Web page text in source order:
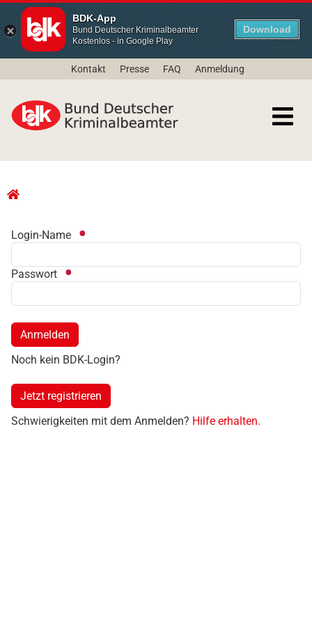
BDK-App
Bund Deutscher Kriminalbeamter
Kostenlos - in Google Play
Download
Kontakt Presse FAQ Anmeldung
Login-Name
Passwort
Anmelden
Noch kein BDK-Login?
Jetzt registrieren
Schwierigkeiten mit dem Anmelden? Hilfe erhalten.